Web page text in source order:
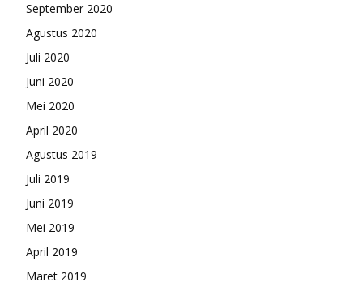
September 2020
Agustus 2020
Juli 2020
Juni 2020
Mei 2020
April 2020
Agustus 2019
Juli 2019
Juni 2019
Mei 2019
April 2019
Maret 2019